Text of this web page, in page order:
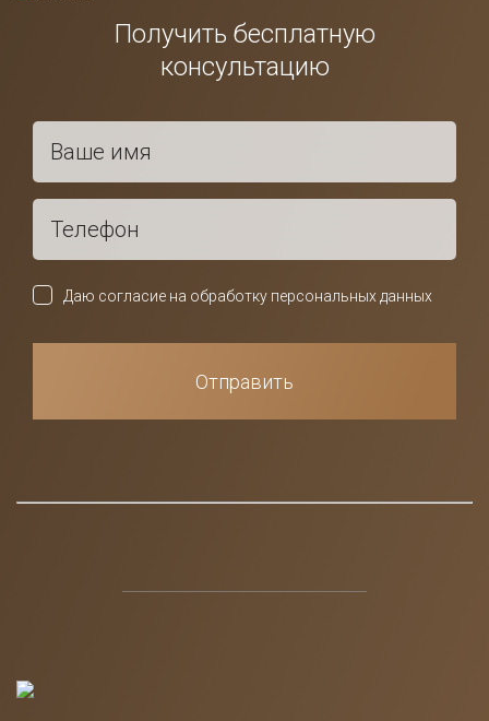
Получить бесплатную
консультацию
Даю согласие на обработку персональных данных
Отправить